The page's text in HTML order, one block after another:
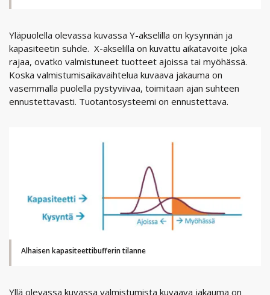
Yläpuolella olevassa kuvassa Y-akselilla on kysynnän ja
kapasiteetin suhde. X-akselilla on kuvattu aikatavoite joka
rajaa, ovatko valmistuneet tuotteet ajoissa tai myöhässä.
Koska valmistumisaikavaihtelua kuvaava jakauma on
vasemmalla puolella pystyviivaa, toimitaan ajan suhteen
ennustettavasti. Tuotantosysteemi on ennustettava.
Alhaisen kapasiteettibufferin tilanne
Yllä olevassa kuvassa valmistumista kuvaava jakauma on